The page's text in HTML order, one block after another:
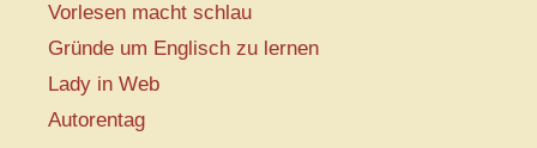
Vorlesen macht schlau
Gründe um Englisch zu lernen
Lady in Web
Autorentag